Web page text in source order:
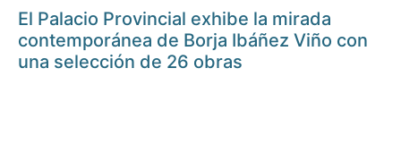
El Palacio Provincial exhibe la mirada
contemporánea de Borja Ibáñez Viño con
una selección de 26 obras